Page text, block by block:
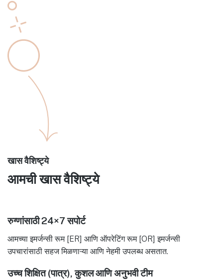
खास वैशिष्ट्ये
आमची खास वैशिष्ट्ये
रुग्णांसाठी 24×7 सपोर्ट
आमच्या इमर्जन्सी रूम [ER] आणि ऑपरेटिंग रूम [OR] इमर्जन्सी
उपचारांसाठी सहज मिळणाऱ्या आणि नेहमी उपलब्ध असतात.
उच्च शिक्षित (पात्र), कुशल आणि अनुभवी टीम